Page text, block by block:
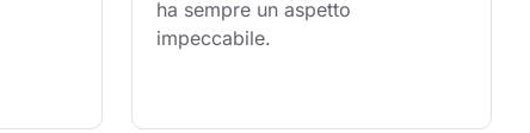
ha sempre un aspetto
impeccabile.